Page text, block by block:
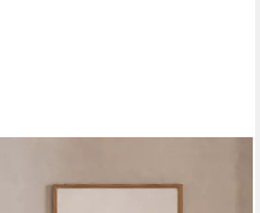
Eiche) - Polsterstühle für